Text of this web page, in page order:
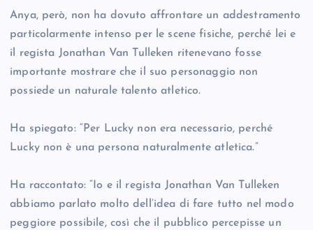
Anya, però, non ha dovuto affrontare un addestramento
particolarmente intenso per le scene fisiche, perché lei e
il regista Jonathan Van Tulleken ritenevano fosse
importante mostrare che il suo personaggio non
possiede un naturale talento atletico.
Ha spiegato: “Per Lucky non era necessario, perché
Lucky non è una persona naturalmente atletica.”
Ha raccontato: “Io e il regista Jonathan Van Tulleken
abbiamo parlato molto dell’idea di fare tutto nel modo
peggiore possibile, così che il pubblico percepisse un